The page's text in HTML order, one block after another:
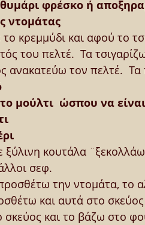
φρέσκο ή
ντομάτας
το κρεμμύδι και αφού το
του πελτέ.  Τα
ανακατεύω τον πελτέ.
μούλτι  ώσπου να
ξύλινη κουτάλα
σεφ.
την ντομάτα, το
και αυτά στο
και το βάζω στο